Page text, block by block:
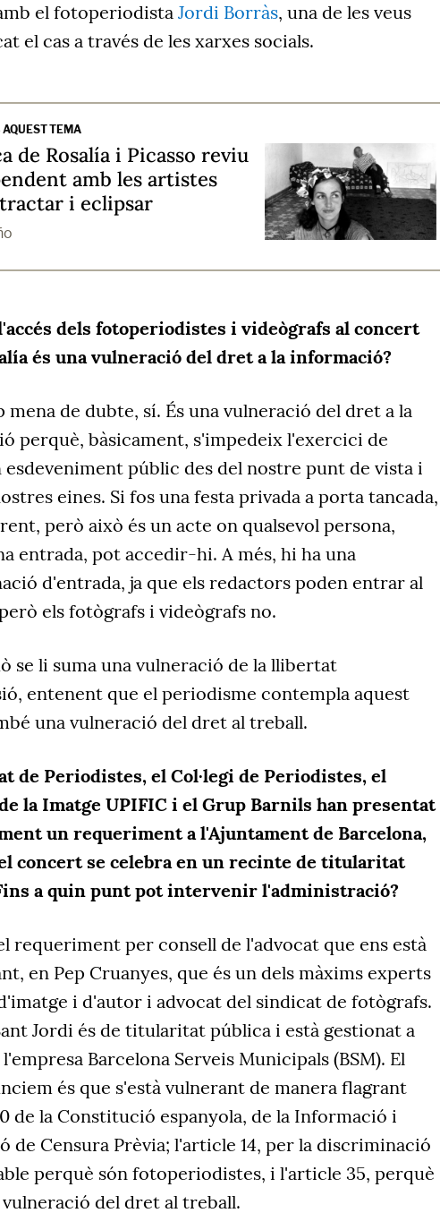
el fotoperiodista Jordi Borràs, una de les veus
el cas a través de les xarxes socials.
TEMA
de Rosalía i Picasso reviu
amb les artistes
i eclipsar
dels fotoperiodistes i videògrafs al concert
és una vulneració del dret a la informació?
mena de dubte, sí. És una vulneració del dret a la
perquè, bàsicament, s'impedeix l'exercici de
públic des del nostre punt de vista i
eines. Si fos una festa privada a porta tancada,
però això és un acte on qualsevol persona,
entrada, pot accedir-hi. A més, hi ha una
d'entrada, ja que els redactors poden entrar al
els fotògrafs i videògrafs no.
se li suma una vulneració de la llibertat
entenent que el periodisme contempla aquest
una vulneració del dret al treball.
de Periodistes, el Col·legi de Periodistes, el
la Imatge UPIFIC i el Grup Barnils han presentat
un requeriment a l'Ajuntament de Barcelona,
concert se celebra en un recinte de titularitat
a quin punt pot intervenir l'administració?
requeriment per consell de l'advocat que ens està
en Pep Cruanyes, que és un dels màxims experts
i d'autor i advocat del sindicat de fotògrafs.
Jordi és de titularitat pública i està gestionat a
Barcelona Serveis Municipals (BSM). El
és que s'està vulnerant de manera flagrant
de la Constitució espanyola, de la Informació i
de Censura Prèvia; l'article 14, per la discriminació
perquè són fotoperiodistes, i l'article 35, perquè
del dret al treball.